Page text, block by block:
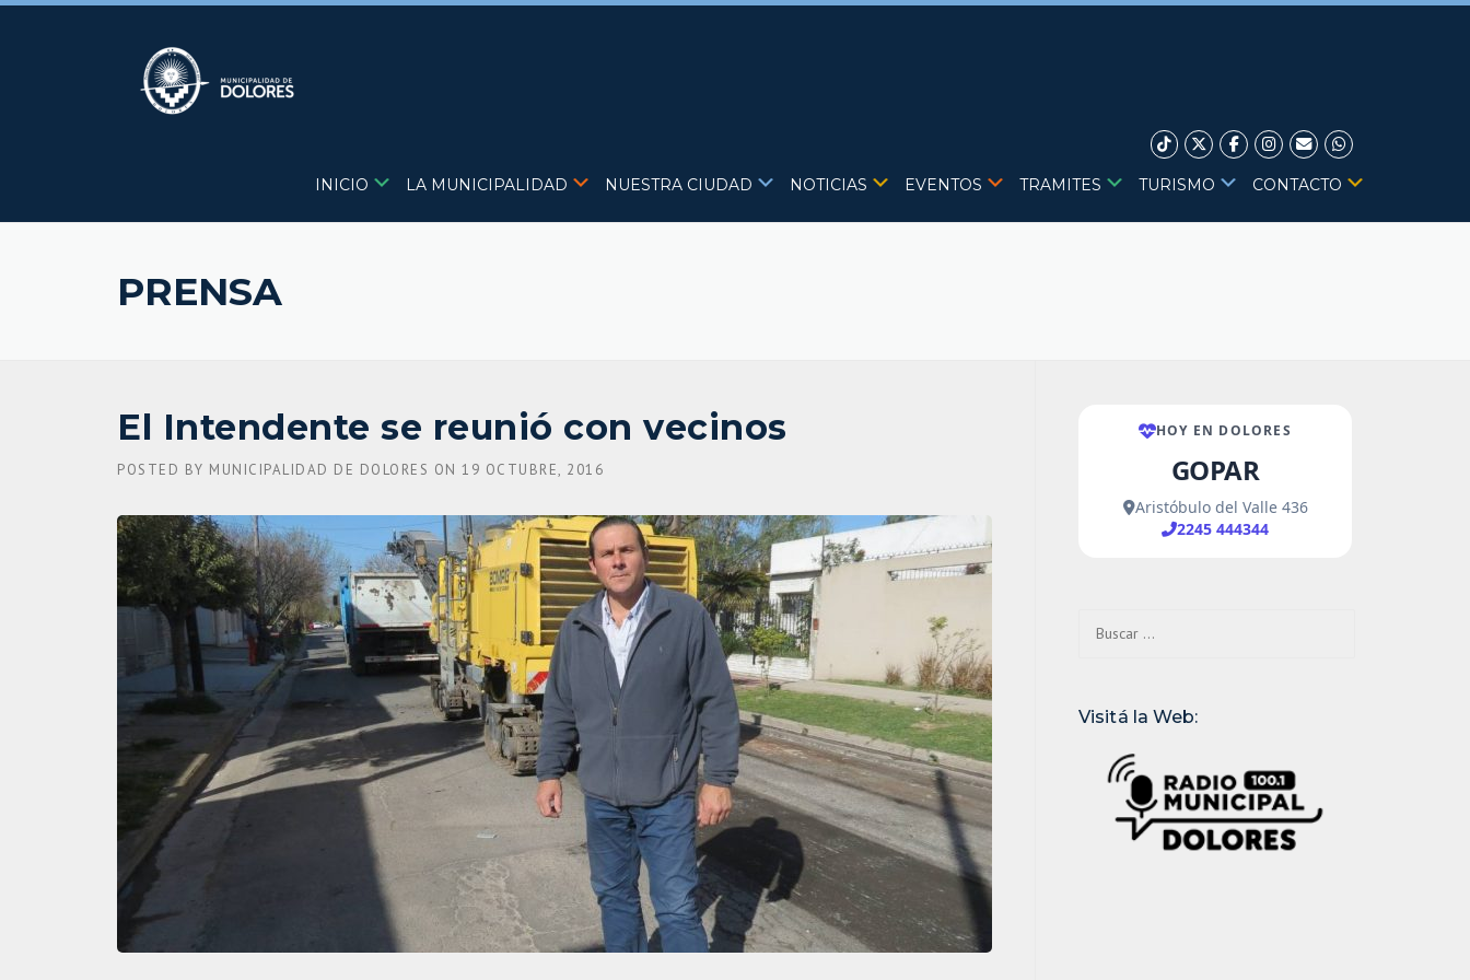
Skip
INICIO LA MUNICIPALIDAD NUESTRA CIUDAD NOTICIAS EVENTOS TRAMITES TURISMO CONTACTO
PRENSA
El Intendente se reunió con vecinos
POSTED BY MUNICIPALIDAD DE DOLORES ON 19 OCTUBRE, 2016
Visitá la Web: